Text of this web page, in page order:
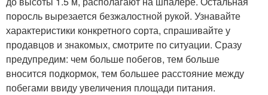
поросль вырезается безжалостной рукой. Узнавайте
характеристики конкретного сорта, спрашивайте у
продавцов и знакомых, смотрите по ситуации. Сразу
предупредим: чем больше побегов, тем больше
вносится подкормок, тем большее расстояние между
побегами ввиду увеличения площади питания.